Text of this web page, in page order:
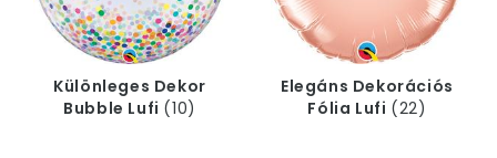
Különleges Dekor
Bubble Lufi (10)
Elegáns Dekorációs
Fólia Lufi (22)